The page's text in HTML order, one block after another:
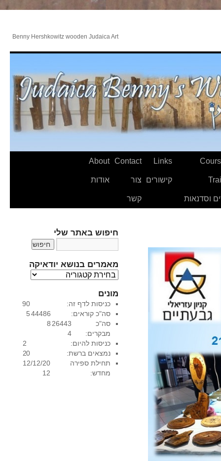
Benny Hershkowitz wooden Judaica Art
וסדנאות
Links
קישורים
Contact
צור
קשר
About
אודות
חיפוש באתר שלי
מאמרים בנושא יודאיקה
מ
מ
ר
י
ם
נ
ו
ש
מונים
90
5
כניסות לדף זה:
44486
8
סה"כ קוראים:
26443
4
סה"כ
מבקרים:
2
2
כניסות להיום:
0
נמצאים ברשת:
12/12/20
12
תחילת ספירה
מחדש: